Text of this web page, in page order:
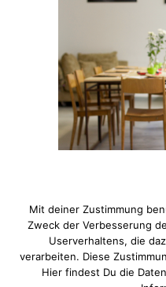
© 2021 Pixi mit Milch. All
zum Thema Datenschutz?
Mit deiner Zustimmung
Zweck der Verbesserung
Userverhaltens, die
verarbeiten. Diese
Hier findest Du die